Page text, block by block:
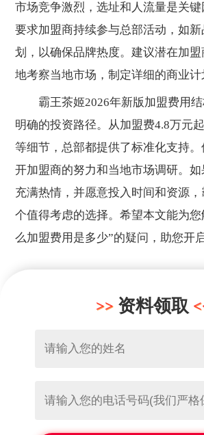
市场竞争激烈，选址和人流量是关
要求加盟商持续参与总部活动，如
划，以确保品牌热度。建议潜在加
地考察当地市场，制定详细的商业计
霸王茶姬2026年新版加盟费用结
明确的投资路径。从加盟费4.8万元
等细节，总部都提供了标准化支持
开加盟商的努力和当地市场调研。
充满热情，并愿意投入时间和资源
个值得考虑的选择。希望本文能为
么加盟费用是多少”的疑问，助您开
资料领取